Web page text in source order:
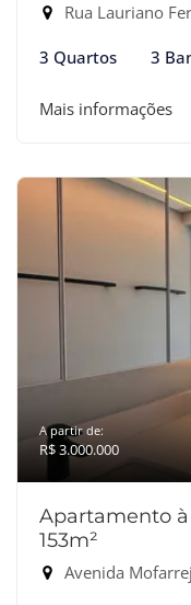
Rua Lauriano
3 Quartos 3
Mais informações
A partir de:
R$ 3.000.000
Apartamento
153m²
Avenida Mofarrej -